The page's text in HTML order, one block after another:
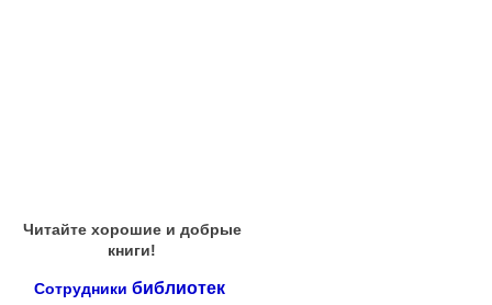
Читайте хорошие и добрые
книги!
Сотрудники библиотек